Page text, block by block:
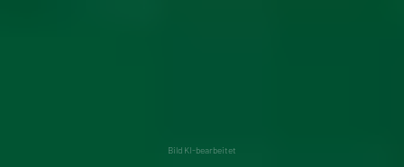
Bild KI-bearbeitet